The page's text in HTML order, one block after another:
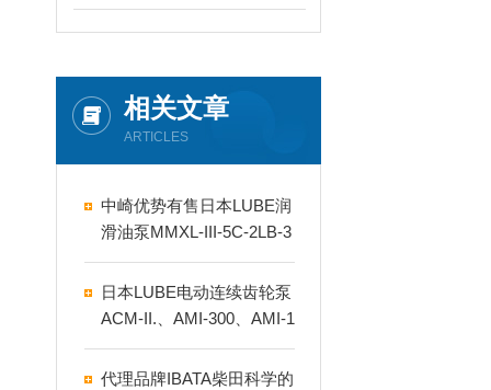
相关文章
ARTICLES
中崎优势有售日本LUBE润
滑油泵MMXL-III-5C-2LB-3
LCE
日本LUBE电动连续齿轮泵
ACM-II.、AMI-300、AMI-1
000如何正确使用
代理品牌IBATA柴田科学的